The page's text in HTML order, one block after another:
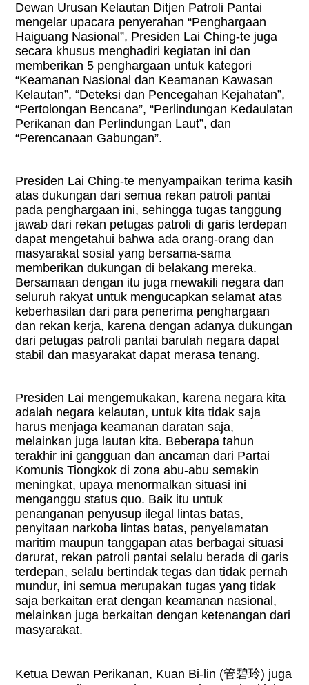
Dewan Urusan Kelautan Ditjen Patroli Pantai
mengelar upacara penyerahan “Penghargaan
Haiguang Nasional”, Presiden Lai Ching-te juga
secara khusus menghadiri kegiatan ini dan
memberikan 5 penghargaan untuk kategori
“Keamanan Nasional dan Keamanan Kawasan
Kelautan”, “Deteksi dan Pencegahan Kejahatan”,
“Pertolongan Bencana”, “Perlindungan Kedaulatan
Perikanan dan Perlindungan Laut”, dan
“Perencanaan Gabungan”.
Presiden Lai Ching-te menyampaikan terima kasih
atas dukungan dari semua rekan patroli pantai
pada penghargaan ini, sehingga tugas tanggung
jawab dari rekan petugas patroli di garis terdepan
dapat mengetahui bahwa ada orang-orang dan
masyarakat sosial yang bersama-sama
memberikan dukungan di belakang mereka.
Bersamaan dengan itu juga mewakili negara dan
seluruh rakyat untuk mengucapkan selamat atas
keberhasilan dari para penerima penghargaan
dan rekan kerja, karena dengan adanya dukungan
dari petugas patroli pantai barulah negara dapat
stabil dan masyarakat dapat merasa tenang.
Presiden Lai mengemukakan, karena negara kita
adalah negara kelautan, untuk kita tidak saja
harus menjaga keamanan daratan saja,
melainkan juga lautan kita. Beberapa tahun
terakhir ini gangguan dan ancaman dari Partai
Komunis Tiongkok di zona abu-abu semakin
meningkat, upaya menormalkan situasi ini
menganggu status quo. Baik itu untuk
penanganan penyusup ilegal lintas batas,
penyitaan narkoba lintas batas, penyelamatan
maritim maupun tanggapan atas berbagai situasi
darurat, rekan patroli pantai selalu berada di garis
terdepan, selalu bertindak tegas dan tidak pernah
mundur, ini semua merupakan tugas yang tidak
saja berkaitan erat dengan keamanan nasional,
melainkan juga berkaitan dengan ketenangan dari
masyarakat.
Ketua Dewan Perikanan, Kuan Bi-lin (管碧玲) juga